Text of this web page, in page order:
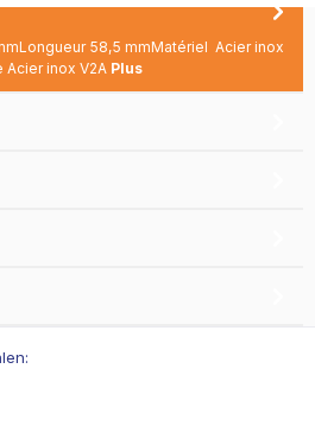
58,5 mmMatériel Acier inox
Acier inox V2A Plus